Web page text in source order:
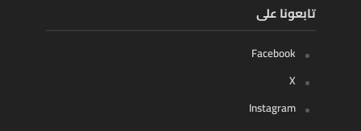
تابعونا على
Facebook
X
Instagram